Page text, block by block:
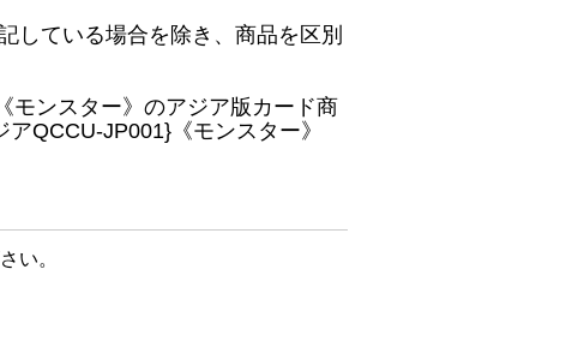
している場合を除き、商品を区別
モンスター》のアジア版カード商
QCCU-JP001}《モンスター》
い。